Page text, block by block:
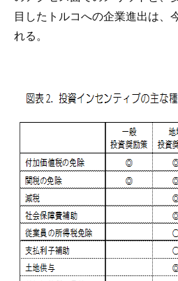
目したトルコへの企業進出は、
れる。